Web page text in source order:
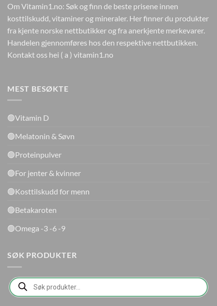
Om Vitamin1.no: Søk og finn de beste prisene innen
kosttilskudd, vitaminer og mineraler. Her finner du produkter
fra kjente norske nettbutikker og fra anerkjente merkevarer.
Handelen gjennomføres hos den respektive nettbutikken.
Kontakt oss hei ( a ) vitamin1.no
MEST BESØKTE
🟢Vitamin D
🟢Melatonin & Søvn
🟢Proteinpulver
🟢For jenter & kvinner
🟢Kosttilskudd for menn
🟢Betakaroten
🟢Omega -3 -6 -9
SØK PRODUKTER
Products
search